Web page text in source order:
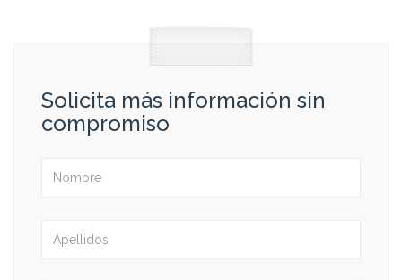
Solicita más información sin
compromiso